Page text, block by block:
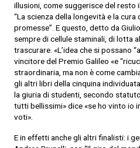
illusioni, come suggerisce del
“La scienza della longevità e la
promesse”. E questo, detto da
sempre di cellule staminali, di lotta
trascurare. «L’idea che si possano
vincitore del Premio Galileo «e
straordinaria, ma non è come
gli altri libri della cinquina
la giuria di studenti, secondo
tutti bellissimi» dice «se ho vinto io
voti».
E in effetti anche gli altri finalisti: i